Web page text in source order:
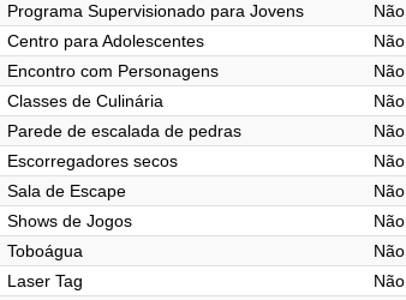
Programa Supervisionado para Jovens
Não
Centro para Adolescentes
Não
Encontro com Personagens
Não
Classes de Culinária
Não
Parede de escalada de pedras
Não
Escorregadores secos
Não
Sala de Escape
Não
Shows de Jogos
Não
Toboágua
Não
Laser Tag
Não